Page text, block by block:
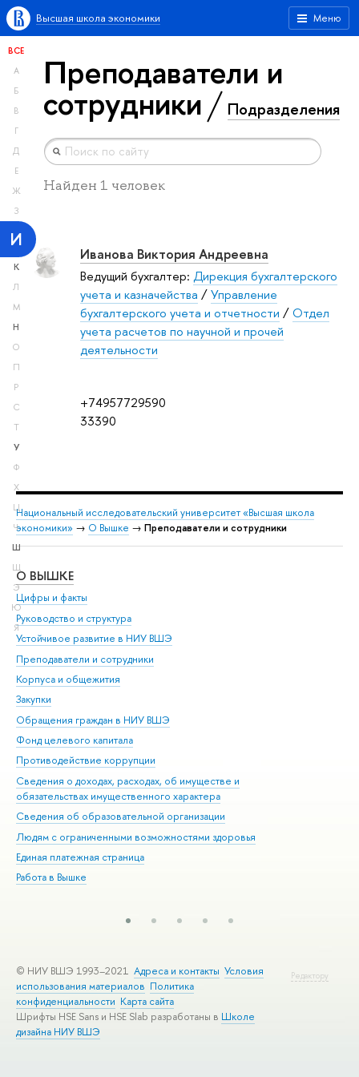
Меню
Высшая школа экономики
ВСЕ
А
Б
В
Г
Д
Е
Ж
З
И
К
Л
М
Н
О
П
Р
С
Т
У
Ф
Х
Ц
Ч
Ш
Щ
Э
Ю
Я
Преподаватели и
сотрудники Подразделения
Найден 1 человек
+74957729590
33390
Иванова Виктория Андреевна
Ведущий бухгалтер: Дирекция бухгалтерского
учета и казначейства /Управление
бухгалтерского учета и отчетности /Отдел
учета расчетов по научной и прочей
деятельности
Национальный исследовательский университет «Высшая школа
экономики» → О Вышке → Преподаватели и сотрудники
О ВЫШКЕ
Цифры и факты
Руководство и структура
Устойчивое развитие в НИУ ВШЭ
Преподаватели и сотрудники
Корпуса и общежития
Закупки
Обращения граждан в НИУ ВШЭ
Фонд целевого капитала
Противодействие коррупции
Сведения о доходах, расходах, об имуществе и
обязательствах имущественного характера
Сведения об образовательной организации
Людям с ограниченными возможностями здоровья
Единая платежная страница
Работа в Вышке
Редактору
© НИУ ВШЭ 1993–2021 Адреса и контакты Условия
использования материалов Политика
конфиденциальности Карта сайта
Шрифты HSE Sans и HSE Slab разработаны в Школе
дизайна НИУ ВШЭ